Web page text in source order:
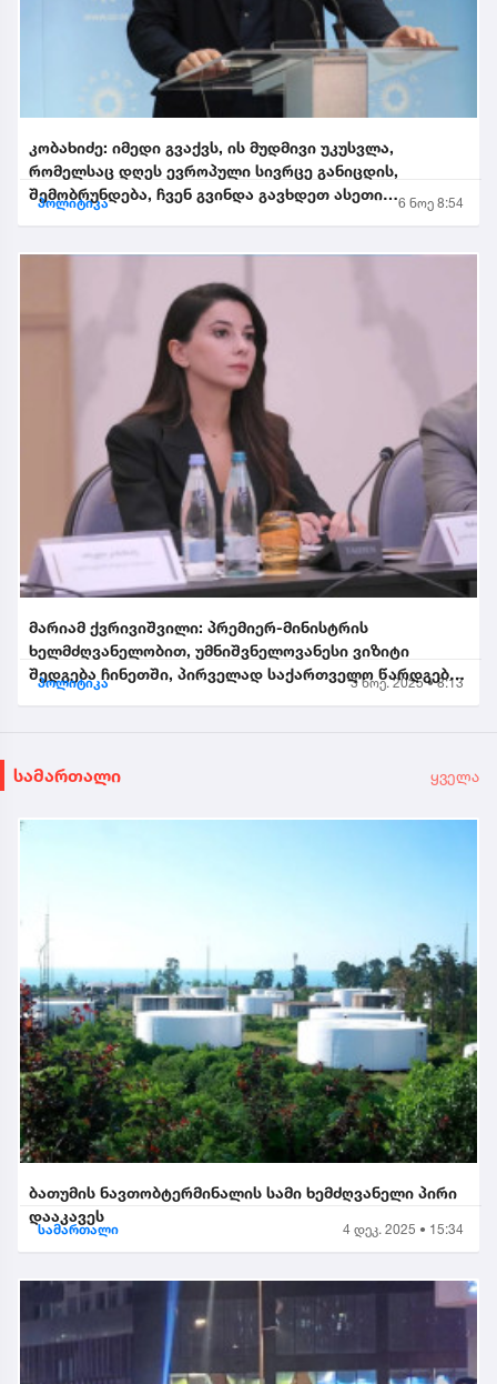
კობახიძე: იმედი გვაქვს, ის მუდმივი უკუსვლა,
რომელსაც დღეს ევროპული სივრცე განიცდის,
შემობრუნდება, ჩვენ გვინდა გავხდეთ ასეთი
შემობრუნებული ევროკავშირის...
პოლიტიკა 6 ნოე 8:54
მარიამ ქვრივიშვილი: პრემიერ-მინისტრის
ხელმძღვანელობით, უმნიშვნელოვანესი ვიზიტი
შედგება ჩინეთში, პირველად საქართველო წარდგება
საპატიო სტუმრის სტატუსით...
პოლიტიკა 3 ნოე. 2025 • 8:13
სამართალი ყველა
ბათუმის ნავთობტერმინალის სამი ხემძღვანელი პირი
დააკავეს
სამართალი 4 დეკ. 2025 • 15:34